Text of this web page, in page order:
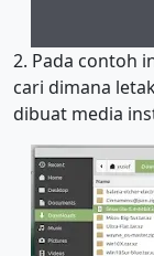
2. Pada contoh
cari dimana
dibuat media